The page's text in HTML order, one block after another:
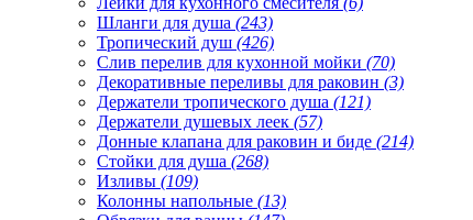
Шланги для душа (243)
Тропический душ (426)
Слив перелив для кухонной мойки (70)
Декоративные переливы для раковин (3)
Держатели тропического душа (121)
Держатели душевых леек (57)
Донные клапана для раковин и биде (214)
Стойки для душа (268)
Изливы (109)
Колонны напольные (13)